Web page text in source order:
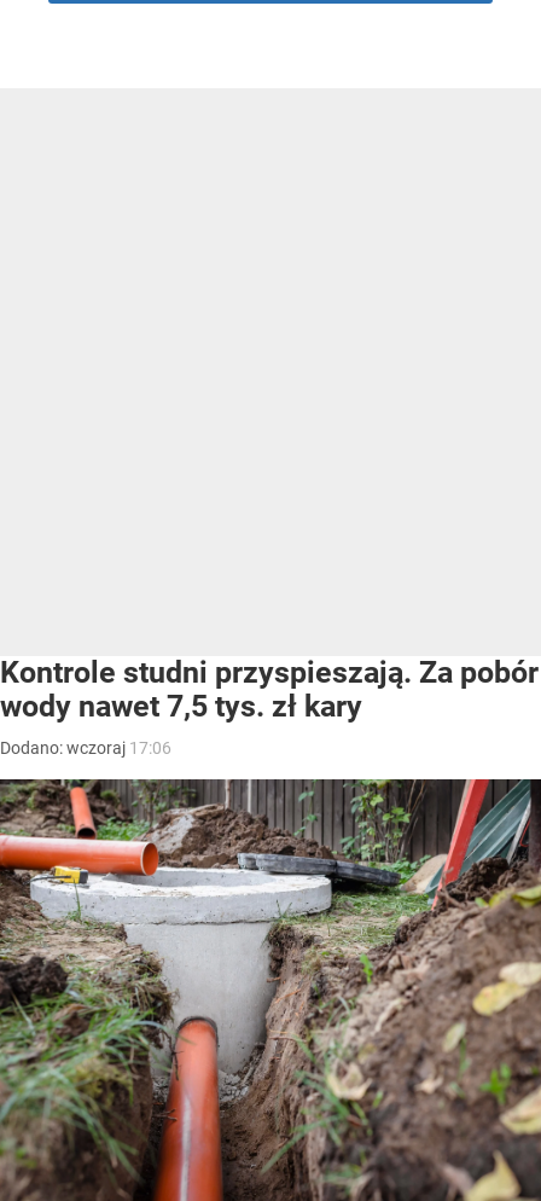
Kontrole studni przyspieszają. Za pobór
wody nawet 7,5 tys. zł kary
Dodano:wczoraj 17:06